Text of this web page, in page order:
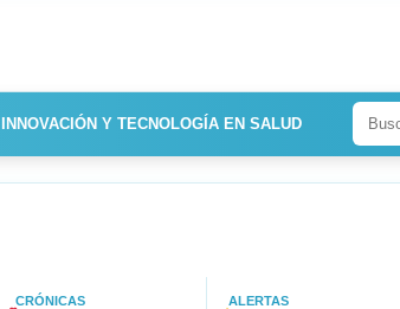
INNOVACIÓN Y TECNOLOGÍA EN SALUD
CRÓNICAS ALERTAS